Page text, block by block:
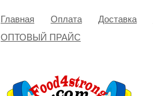
Главная Оплата Доставка
ОПТОВЫЙ ПРАЙС